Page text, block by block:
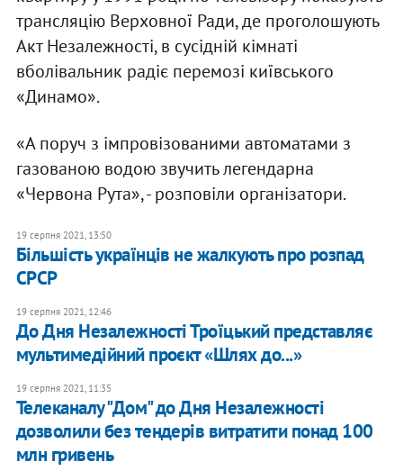
трансляцію Верховної Ради, де проголошують
Акт Незалежності, в сусідній кімнаті
вболівальник радіє перемозі київського
«Динамо».
«А поруч з імпровізованими автоматами з
газованою водою звучить легендарна
«Червона Рута», - розповіли організатори.
19 серпня 2021, 13:50
Більшість українців не жалкують про розпад
СРСР
19 серпня 2021, 12:46
До Дня Незалежності Троїцький представляє
мультимедійний проєкт «Шлях до...»
19 серпня 2021, 11:35
Телеканалу "Дом" до Дня Незалежності
дозволили без тендерів витратити понад 100
млн гривень